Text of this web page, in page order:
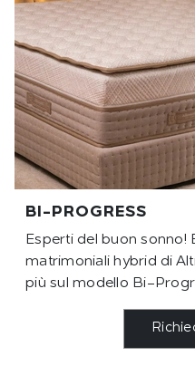
BI-PROGRESS
Esperti del buon sonno!
matrimoniali hybrid di
più sul modello Bi-